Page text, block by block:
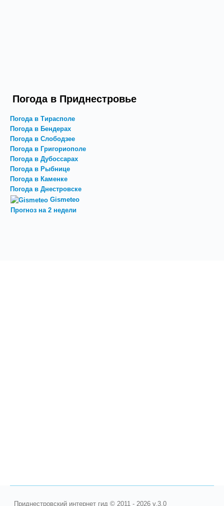
Погода в Приднестровье
Погода в Тирасполе
Погода в Бендерах
Погода в Слободзее
Погода в Григориополе
Погода в Дубоссарах
Погода в Рыбнице
Погода в Каменке
Погода в Днестровске
Gismeteo
Прогноз на 2 недели
Приднестровский интернет гид © 2011 - 2026 v.3.0